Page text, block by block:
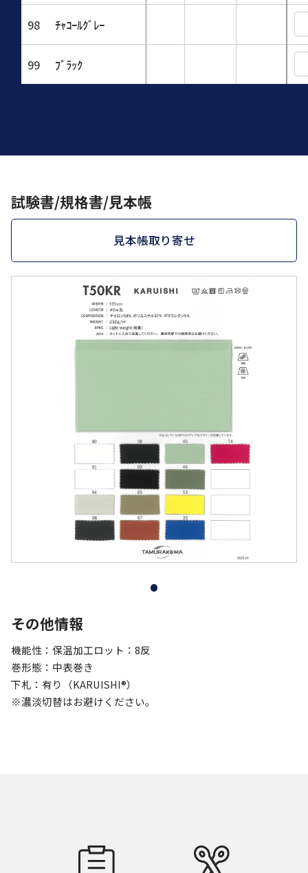
98 ﾁｬｺｰﾙｸﾞﾚｰ
99 ﾌﾞﾗｯｸ
試験書/規格書/見本帳
見本帳取り寄せ
その他情報
機能性：保温加工ロット：8反
巻形態：中表巻き
下札：有り（KARUISHI®）
※濃淡切替はお避けください。